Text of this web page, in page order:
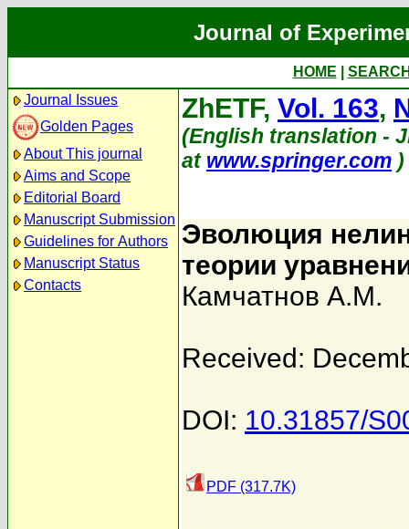
Journal of
HOME
Journal Issues
Golden Pages
About This journal
Aims and Scope
Editorial Board
Manuscript Submission
Guidelines for Authors
Manuscript Status
Contacts
ZhETF, Vol. 163,
(English translation -
at www.springer.com )
Эволюция
теории
Камчатнов А.М.
Received:
DOI: 10.31857/
PDF (317.7K)